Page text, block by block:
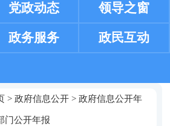
党政动态 领导之窗
政务服务 政民互动
> 政府信息公开> 政府信息公开年
门公开年报